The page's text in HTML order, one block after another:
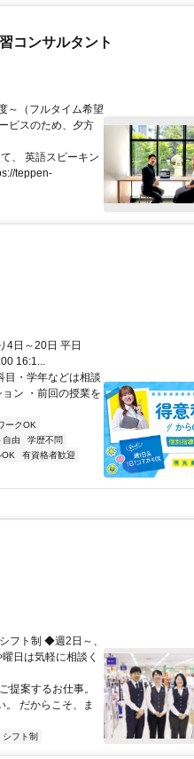
コンサルタント
～（フルタイム希望
ビスのため、夕方
、 英語スピーキン
teppen-
4日～20日 平日
16:1...
目・学年などは相談
ン ・前回の授業を
ークOK
自由
学歴不問
OK
有資格者歓迎
フト制 ◆週2日～、
日は気軽に相談く
提案するお仕事。
。 だからこそ、ま
シフト制